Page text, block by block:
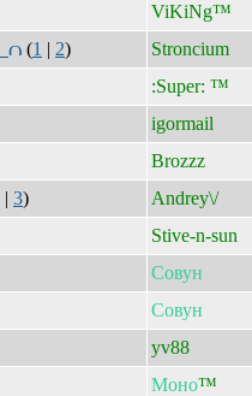
ViKiNg™
(1 | 2) Stroncium
:Super: ™
igormail
Brozzz
| 3) Andrey\/
Stive-n-sun
Совун
Совун
yv88
Моно™